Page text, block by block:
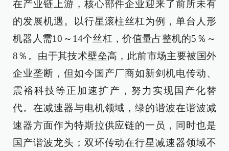
在产业链上游，核心部件企业迎来了前所未有
的发展机遇。以行星滚柱丝杠为例，单台人形
机器人需10～14个丝杠，价值量占整机的5％～
8％。由于其技术壁垒高，此前市场主要被国外
企业垄断，但如今国产厂商如新剑机电传动、
震裕科技等正加速扩产，努力实现国产化替
代。在减速器与电机领域，绿的谐波在谐波减
速器方面作为特斯拉供应链的一员，同时也是
国产谐波龙头；双环传动在行星减速器领域不